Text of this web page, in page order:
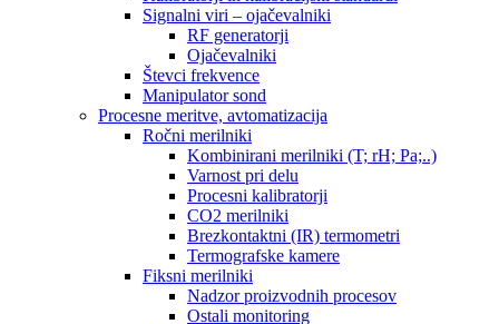
Signalni viri – ojačevalniki
RF generatorji
Ojačevalniki
Števci frekvence
Manipulator sond
Procesne meritve, avtomatizacija
Ročni merilniki
Kombinirani merilniki (T; rH; Pa;..)
Varnost pri delu
Procesni kalibratorji
CO2 merilniki
Brezkontaktni (IR) termometri
Termografske kamere
Fiksni merilniki
Nadzor proizvodnih procesov
Ostali monitoring